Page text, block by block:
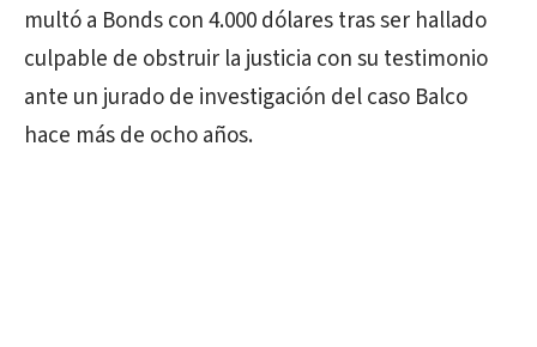
multó a Bonds con 4.000 dólares tras ser hallado
culpable de obstruir la justicia con su testimonio
ante un jurado de investigación del caso Balco
hace más de ocho años.